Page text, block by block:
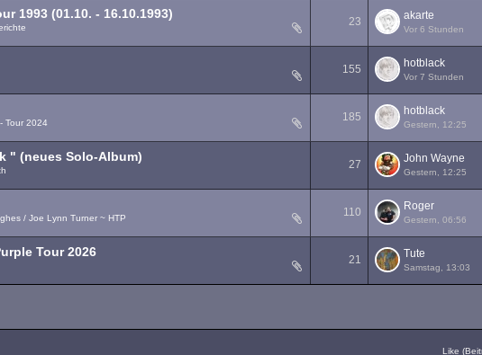
1993 (01.10. - 16.10.1993)
23 akarte
Vor 6 Stunden
155 hotblack
Vor 7 Stunden
Tour 2024 185 hotblack
Gestern, 12:25
" (neues Solo-Album)
27 John Wayne
Gestern, 12:25
/ Joe Lynn Turner ~ HTP 110 Roger
Gestern, 06:56
Tour 2026
21 Tute
Samstag, 13:03
Like